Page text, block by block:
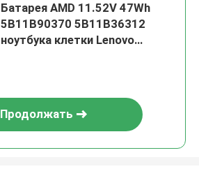
Батарея AMD 11.52V 47Wh
5B11B90370 5B11B36312
ноутбука клетки Lenovo
Продолжать